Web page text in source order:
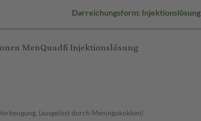
Darreichungsform: Injektionslösung
MenQuadfi Injektionslösung
(ausgelöst durch Meningokokken)